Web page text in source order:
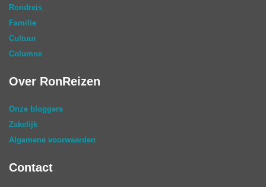
Rondreis
Familie
Cultuur
Columns
Over RonReizen
Onze bloggers
Zakelijk
Algemene voorwaarden
Contact